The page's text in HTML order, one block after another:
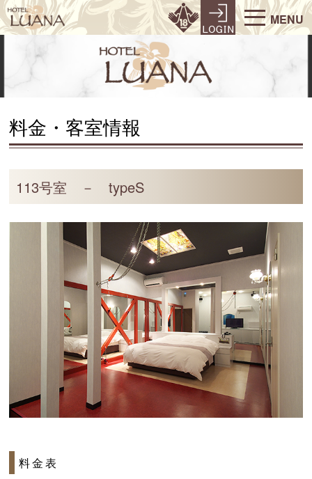
MENU
料金・客室情報
113号室 － typeS
料金表